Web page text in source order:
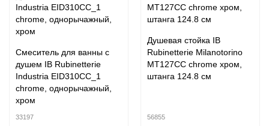
Смеситель для ванны с
душем IB Rubinetterie
Industria EID310CC_1
chrome, однорычажный,
хром
33197
Душевая стойка IB
Rubinetterie Milanotorino
MT127CC chrome хром,
штанга 124.8 см
56855